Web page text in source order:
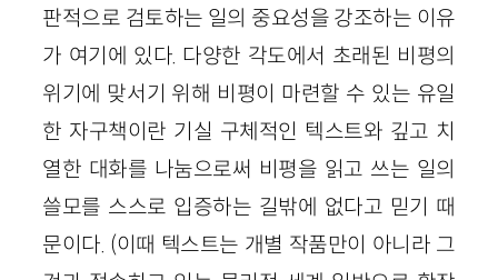
판적으로 검토하는 일의 중요성을 강조하는 이유
가 여기에 있다. 다양한 각도에서 초래된 비평의
위기에 맞서기 위해 비평이 마련할 수 있는 유일
한 자구책이란 기실 구체적인 텍스트와 깊고 치
열한 대화를 나눔으로써 비평을 읽고 쓰는 일의
쓸모를 스스로 입증하는 길밖에 없다고 믿기 때
문이다. (이때 텍스트는 개별 작품만이 아니라 그